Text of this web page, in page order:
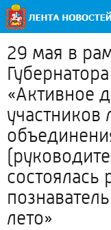
29 мая в
«Активное
участников
состоялась
лето»